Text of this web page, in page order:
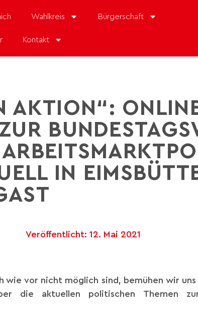
Wahlkreis Bürgerschaft
Kontakt
AKTION“:
IN
Veröffentlicht: 12. Mai 2021
wie vor nicht möglich sind, bemühen wir uns
die aktuellen politischen Themen